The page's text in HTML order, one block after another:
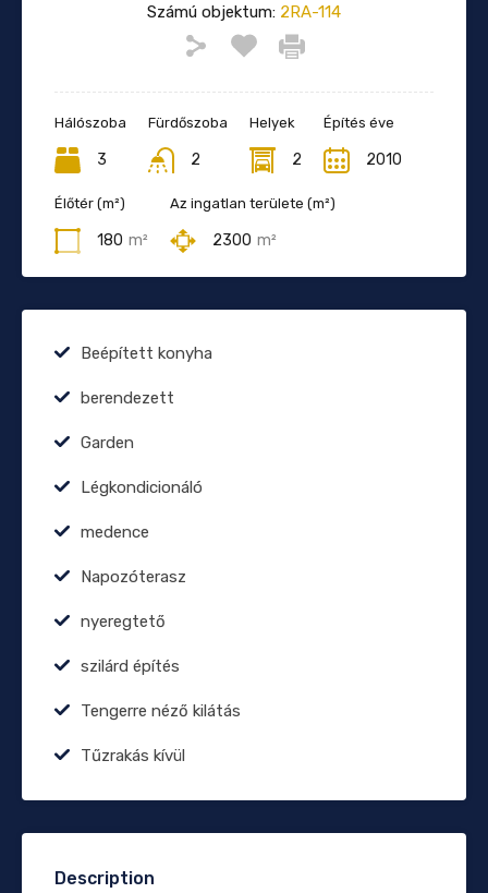
Számú objektum: 2RA-114
Hálószoba
3
Fürdőszoba
2
Helyek
2
Építés éve
2010
Élőtér (m²)
180 m²
Az ingatlan területe (m²)
2300 m²
Beépített konyha
berendezett
Garden
Légkondicionáló
medence
Napozóterasz
nyeregtető
szilárd építés
Tengerre néző kilátás
Tűzrakás kívül
Description